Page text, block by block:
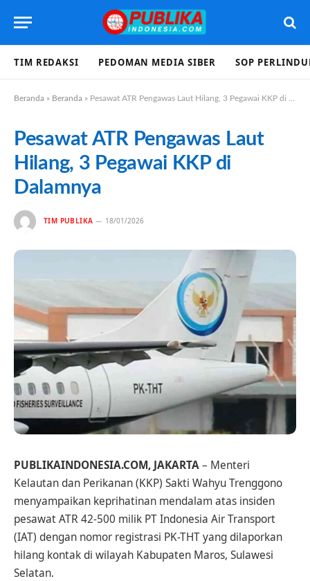
TIM REDAKSI PEDOMAN MEDIA SIBER SOP
Beranda » Beranda » Pesawat ATR Pengawas Laut Hilang, 3 Pegawai KKP di Dalamnya
Pesawat ATR Pengawas Laut
Hilang, 3 Pegawai KKP di
Dalamnya
TIM PUBLIKA 18/01/2026
PUBLIKAINDONESIA.COM, JAKARTA– Menteri
Kelautan dan Perikanan (KKP) Sakti Wahyu Trenggono
menyampaikan keprihatinan mendalam atas insiden
pesawat ATR 42-500 milik PT Indonesia Air Transport
(IAT) dengan nomor registrasi PK-THT yang dilaporkan
hilang kontak di wilayah Kabupaten Maros, Sulawesi
Selatan.